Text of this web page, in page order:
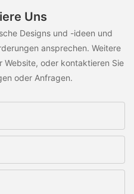
Uns
Designs und -ideen und
ansprechen. Weitere
Website, oder kontaktieren Sie
oder Anfragen.